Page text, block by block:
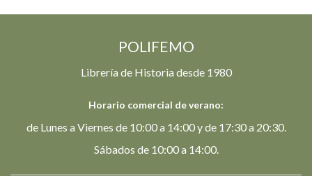
POLIFEMO
Librería de Historia desde 1980
Horario comercial de verano:
de Lunes a Viernes de 10:00 a 14:00 y de 17:30 a 20:30.
Sábados de 10:00 a 14:00.